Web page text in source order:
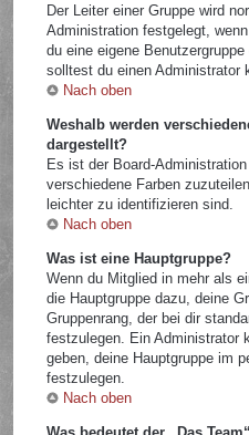
Der Leiter einer Gruppe wird
Administration festgelegt,
du eine eigene
solltest du einen Administrator
Nach oben
Weshalb werden
dargestellt?
Es ist der Board-
verschiedene Farben
leichter zu identifizieren sind.
Nach oben
Was ist eine Hauptgruppe?
Wenn du Mitglied in mehr als
die Hauptgruppe dazu, deine
Gruppenrang, der bei dir
festzulegen. Ein Administrator
geben, deine Hauptgruppe im
festzulegen.
Nach oben